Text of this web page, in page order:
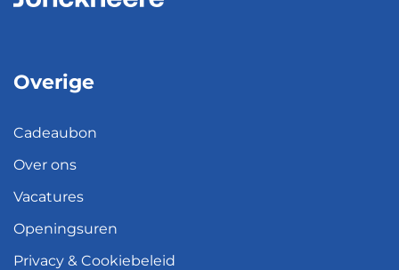
Overige
Cadeaubon
Over ons
Vacatures
Openingsuren
Privacy & Cookiebeleid